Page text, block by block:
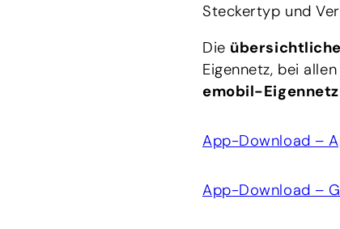
Steckertyp und
Die
Eigennetz, bei
emobil-
‎App-Download –
‎App-Download –